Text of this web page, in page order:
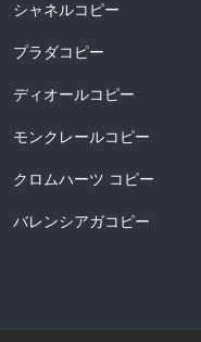
シャネルコピー
プラダコピー
ディオールコピー
モンクレールコピー
クロムハーツ コピー
バレンシアガコピー